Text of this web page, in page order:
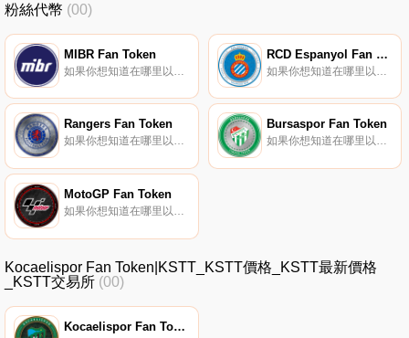
粉絲代幣 (00)
MIBR Fan Token RCD Espanyol Fan Token
Rangers Fan Token
如果你想知道在哪里以當前價格購買Rangers Fan Token,目前交易{Rangers Fan Token]股票的頂級加密貨幣交易所是Gate.io和Bitci TR。您可以在我們的加密貨幣交易所頁面上找到其他列表.
Bursaspor Fan Token
如果你想知道在哪里以當前價格購買Bursaspor Fan Token,目前交易{Bursaspor Fan Token]股票的頂級加密貨幣交易所是比特幣TR。您可以在我們的加密貨幣交易所頁面上找到其他列表。Bursaspor Fan Token是BRC-20智能合約,旨在徹底改變粉絲體驗.
MotoGP Fan Token
如果你想知道在哪里以當前價格購買MotoGP Fan Token,目前交易{MotoGP Fan Token]股票的頂級加密貨幣交易所是XT.COM、ProBit Global、BigONE和Bitci TR。您可以在我們的加密貨幣交易所頁面上找到其他列表.
Kocaelispor Fan Token|KSTT_KSTT價格_KSTT最新價格
_KSTT交易所 (00)
Kocaelispor Fan Token